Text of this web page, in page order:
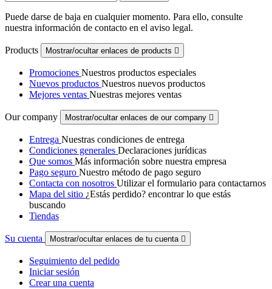
Puede darse de baja en cualquier momento. Para ello, consulte
nuestra información de contacto en el aviso legal.
Products Mostrar/ocultar enlaces de products 
Promociones Nuestros productos especiales
Nuevos productos Nuestros nuevos productos
Mejores ventas Nuestras mejores ventas
Our company Mostrar/ocultar enlaces de our company 
Entrega Nuestras condiciones de entrega
Condiciones generales Declaraciones jurídicas
Que somos Más información sobre nuestra empresa
Pago seguro Nuestro método de pago seguro
Contacta con nosotros Utilizar el formulario para contactarnos
Mapa del sitio ¿Estás perdido? encontrar lo que estás
buscando
Tiendas
Su cuenta Mostrar/ocultar enlaces de tu cuenta 
Seguimiento del pedido
Iniciar sesión
Crear una cuenta